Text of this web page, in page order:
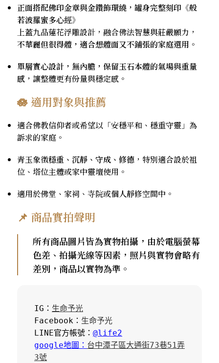
正面搭配佛印金章與金鑽飾環繞，罐身完整刻印《般
若波羅蜜多心經》
上蓋九品蓮花浮雕設計，融合佛法智慧與莊嚴願力，
不華麗但很得體，適合想體面又不鋪張的家庭選用 。
單層實心設計，無內膽，保留玉石本體的氣場與重量
感 ，讓整體更有份量與穩定感。
🪷 適用對象與推薦
適合佛教信仰者或希望以「安穩平和、穩重守靈」為
訴求的家庭。
青玉象徵穩重、沉靜、守成、修德 ，特別適合設於祖
位、塔位主體或家中靈壇使用。
適用於佛堂、家祠、寺院或個人靜修空間中。
📌 商品實拍聲明
所有商品圖片皆為實物拍攝，由於電腦螢幕
色差、拍攝光線等因素，照片與實物會略有
差別，商品以實物為準。
IG： 生命予光
Facebook： 生命予光
LINE官方帳號： @life2
google地圖： 台中潭子區大通街73巷51弄
3號